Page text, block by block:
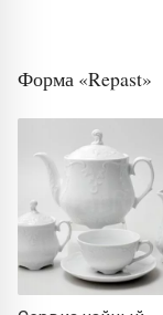
Форма «Repast»